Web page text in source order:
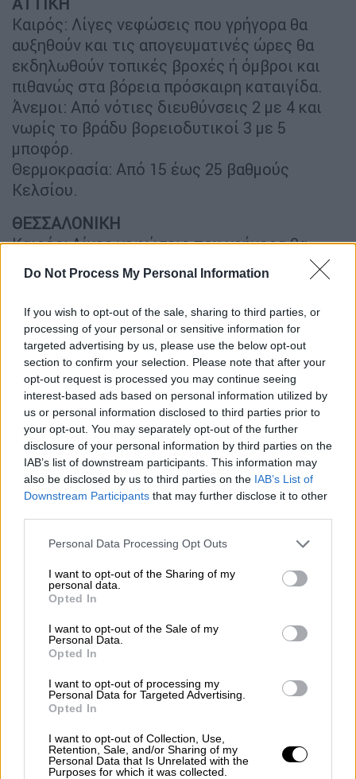
Do Not Process My Personal Information
If you wish to opt-out of the sale, sharing to third parties, or
processing of your personal or sensitive information for
targeted advertising by us, please use the below opt-out
section to confirm your selection. Please note that after your
opt-out request is processed you may continue seeing
interest-based ads based on personal information utilized by
us or personal information disclosed to third parties prior to
your opt-out. You may separately opt-out of the further
disclosure of your personal information by third parties on the
IAB’s list of downstream participants. This information may
also be disclosed by us to third parties on the IAB’s List of
Downstream Participants that may further disclose it to other
Please note that this website/app uses one or more Google
not limited to your visit or usage behaviour. You may click to
grant or deny consent to Google and its third-party tags to
use your data for below specified purposes in below Google
consent section.
Personal Data Processing Opt Outs
I want to opt-out of the Sharing of my
personal data.
Opted In
I want to opt-out of the Sale of my
Personal Data.
Opted In
I want to opt-out of processing my
Personal Data for Targeted Advertising.
Opted In
I want to opt-out of Collection, Use,
Retention, Sale, and/or Sharing of my
Personal Data that Is Unrelated with the
Purposes for which it was collected.
Καιρός: Λίγες νεφώσεις που γρήγορα θα
αυξηθούν και τις απογευματινές ώρες θα
εκδηλωθούν τοπικές βροχές ή όμβροι και
πιθανώς στα βόρεια πρόσκαιρη καταιγίδα.
Άνεμοι: Από νότιες διευθύνσεις 2 με 4 και
νωρίς το βράδυ βορειοδυτικοί 3 με 5
μποφόρ.
Θερμοκρασία: Από 15 έως 25 βαθμούς
Κελσίου.
ΘΕΣΣΑΛΟΝΙΚΗ
Καιρός: Λίγες νεφώσεις που γρήγορα θα
αυξηθούν και θα εκδηλωθούν τοπικές
βροχές ή όμβροι και σποραδικές καταιγίδες.
Βελτίωση από αργά το απόγευμα.
Άνεμοι: Μεταβλητοί 2 με 3 και από αργά το
απόγευμα βορειοδυτικοί 4 με 5 μποφόρ.
Θερμοκρασία: Από 14 έως 23 βαθμούς
Κελσίου.
ΜΑΚΕΔΟΝΙΑ, ΘΡΑΚΗ
Καιρός: Στη Μακεδονία νεφώσεις με
τοπικές βροχές ή όμβρους αρχικά στη
δυτική και την κεντρική Μακεδονία και
βαθμιαία και στην ανατολική. Τα φαινόμενα
τις μεσημβρινές και απογευματινές ώρες θα
ενταθούν και θα σημειωθούν και σποραδικές
καταιγίδες πιθανώς στη δυτική και την
κεντρική Μακεδονία κατά τόπους ισχυρές.
Στη Θράκη λίγες νεφώσεις που από το
μεσημέρι θα αυξηθούν και θα εκδηλωθούν
τοπικές βροχές ή όμβροι.
βαθμιαία θα εξασθενήσουν και τις βραδινές
ώρες θα περιοριστούν στη Θράκη.
Άνεμοι: Από βόρειες διευθύνσεις 2 με 4
μποφόρ και από το μεσημέρι νότιοι με την
ίδια ένταση.